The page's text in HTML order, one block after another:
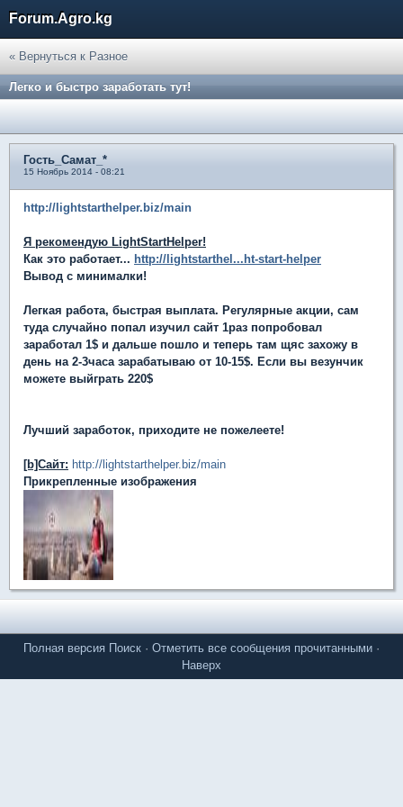
Forum.Agro.kg
« Вернуться к Разное
Легко и быстро заработать тут!
Гость_Самат_*
15 Ноябрь 2014 - 08:21
http://lightstarthelper.biz/main
Я рекомендую LightStartHelper!
Как это работает... http://lightstarthel...ht-start-helper
Вывод с минималки!
Легкая работа, быстрая выплата. Регулярные акции, сам
туда случайно попал изучил сайт 1раз попробовал
заработал 1$ и дальше пошло и теперь там щяс захожу в
день на 2-3часа зарабатываю от 10-15$. Если вы везунчик
можете выйграть 220$
Лучший заработок, приходите не пожелеете!
[b]Сайт: http://lightstarthelper.biz/main
Прикрепленные изображения
Полная версия Поиск · Отметить все сообщения прочитанными ·
Наверх